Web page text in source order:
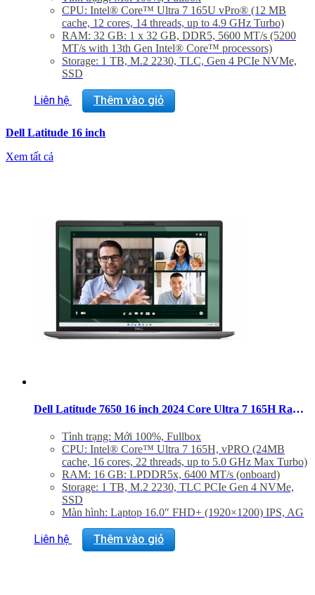
CPU: Intel® Core™ Ultra 7 165U vPro® (12 MB
cache, 12 cores, 14 threads, up to 4.9 GHz Turbo)
RAM: 32 GB: 1 x 32 GB, DDR5, 5600 MT/s (5200
MT/s with 13th Gen Intel® Core™ processors)
Storage: 1 TB, M.2 2230, TLC, Gen 4 PCIe NVMe,
SSD
Touch, AG, 400 nit, 100% sRGB, ComfortView+,
FHD+IR Cam, 4G
Ultra 7 165U vPro® processor
Liên hệ Thêm vào giỏ
Dell Latitude 16 inch
Xem tất cả
Dell Latitude 7650 16 inch 2024 Core Ultra 7 165H Ram 16GB SSD 1TB FHD+ Windows 11 Pro
Tình trạng: Mới 100%, Fullbox
CPU: Intel® Core™ Ultra 7 165H, vPRO (24MB
cache, 16 cores, 22 threads, up to 5.0 GHz Max Turbo)
RAM: 16 GB: LPDDR5x, 6400 MT/s (onboard)
Storage: 1 TB, M.2 2230, TLC PCIe Gen 4 NVMe,
SSD
Màn hình: Laptop 16.0″ FHD+ (1920×1200) IPS, AG
No-Touch, 250 nits, FHD IR Cam, WWAN,
Aluminum
VGA: Integrated Intel® Arc™ graphics, Core™ Ultra
Liên hệ Thêm vào giỏ